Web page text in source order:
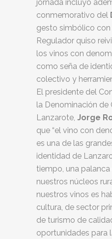
jornada incluyó
conmemorativo del
gesto simbólico con
Regulador quiso
los vinos con
como seña de
colectivo y
El presidente del
la Denominación de
Lanzarote, Jorge
que “el vino con
es una de las
identidad de
tiempo, una
nuestros núcleos
nuestros vinos es
cultura, de sector
de turismo de
oportunidades para